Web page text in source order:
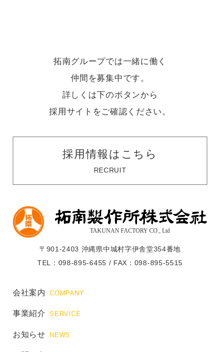
拓南グループでは一緒に働く
仲間を募集中です。
詳しくは下のボタンから
採用サイトをご確認ください。
採用情報はこちら
RECRUIT
〒901-2403 沖縄県中城村字伊舎堂354番地
TEL：098-895-6455 / FAX：098-895-5515
会社案内 COMPANY
事業紹介 SERVICE
お知らせ NEWS